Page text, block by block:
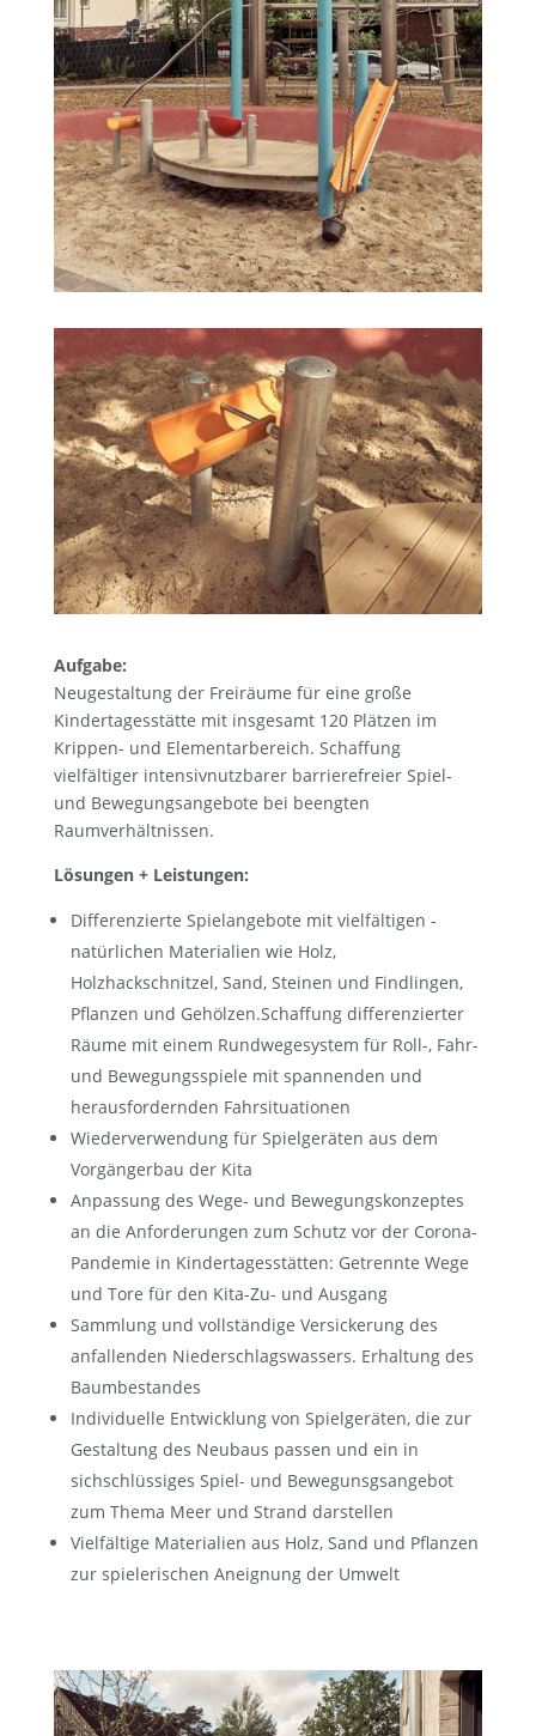
Aufgabe:
Neugestaltung der Freiräume für eine große
Kindertagesstätte mit insgesamt 120 Plätzen im
Krippen- und Elemen­tarbereich. Schaffung
vielfältiger intensivnutzbarer barrierefreier Spiel-
und Bewegungsangebote bei beengten
Raumverhältnissen.
Lösungen + Leistungen:
Differenzierte Spielangebote mit vielfältigen ­
natürlichen Materialien wie Holz,
Holzhackschnitzel, Sand, Steinen und Findlingen,
Pflanzen und Gehölzen.Schaffung differenzierter
Räume mit einem Rundwegesystem für Roll-, Fahr-
und Bewegungsspiele mit spannenden und
herausfordernden Fahrsituationen
Wiederverwendung für Spielgeräten aus dem
Vorgängerbau der Kita
Anpassung des Wege- und Bewegungskonzeptes
an die Anforderungen zum Schutz vor der Corona-
Pandemie in Kindertagesstätten: Getrennte Wege
und Tore für den Kita-Zu- und Ausgang
Sammlung und vollständige Versickerung des
anfallenden Niederschlagswassers. Erhaltung des
Baumbestandes
Individuelle Entwicklung von Spielgeräten, die zur
Gestaltung des Neubaus passen und ein in
sichschlüssiges Spiel- und Bewegunsgsangebot
zum Thema Meer und Strand darstellen
Vielfältige Materialien aus Holz, Sand und Pflanzen
zur spielerischen Aneignung der Umwelt